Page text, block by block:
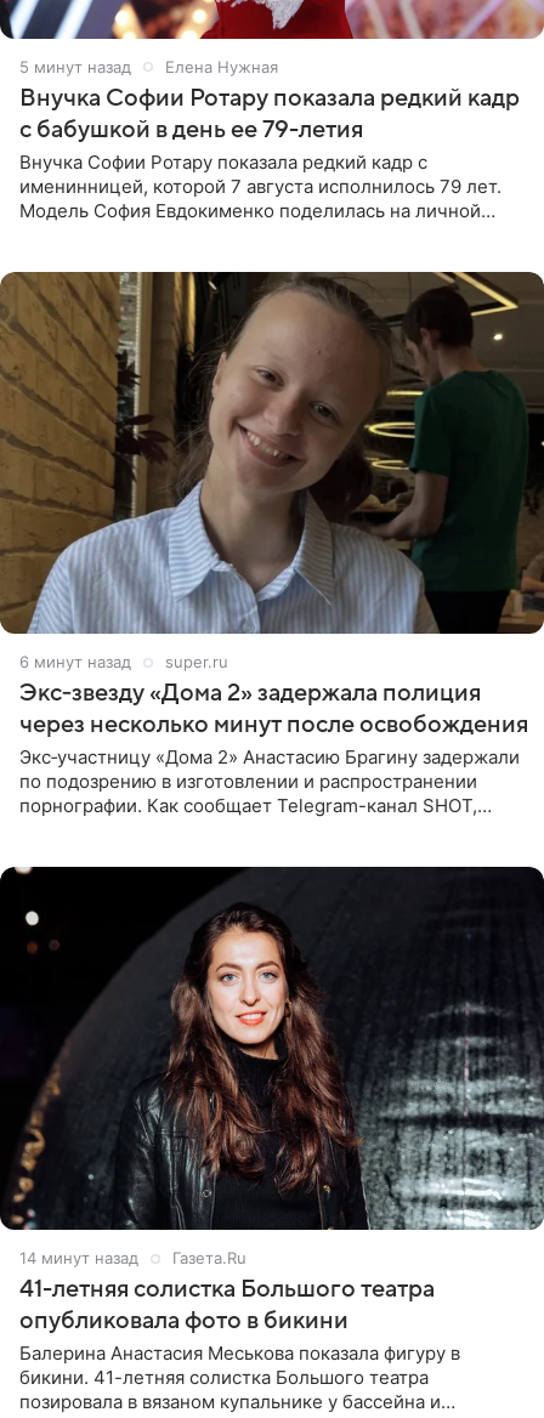
5 минут назад Елена Нужная
Внучка Софии Ротару показала редкий кадр
с бабушкой в день ее 79-летия
Внучка Софии Ротару показала редкий кадр с
именинницей, которой 7 августа исполнилось 79 лет.
Модель София Евдокименко поделилась на личной
6 минут назад super.ru
Экс‑звезду «Дома 2» задержала полиция
через несколько минут после освобождения
Экс‑участницу «Дома 2» Анастасию Брагину задержали
по подозрению в изготовлении и распространении
порнографии. Как сообщает Telegram-канал SHOT,
14 минут назад Газета.Ru
41-летняя солистка Большого театра
опубликовала фото в бикини
Балерина Анастасия Меськова показала фигуру в
бикини. 41-летняя солистка Большого театра
позировала в вязаном купальнике у бассейна и